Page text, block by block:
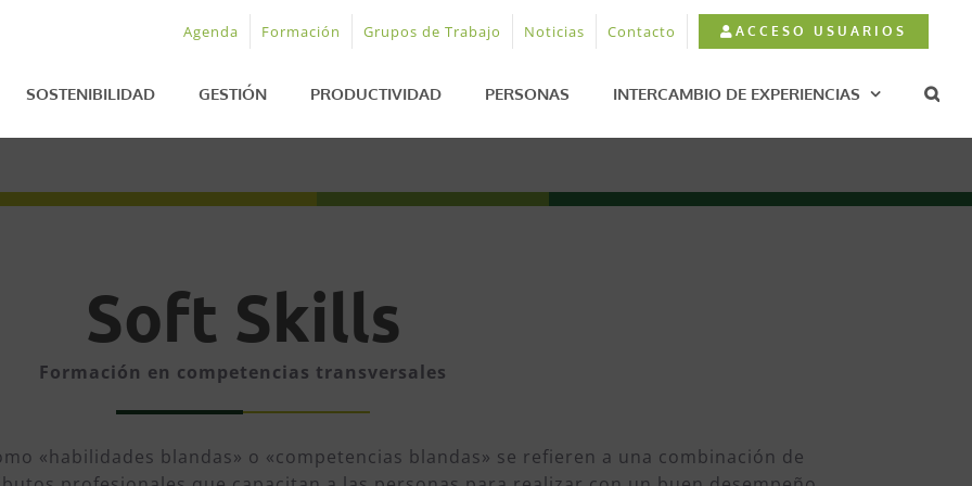
Agenda Formación Grupos de Trabajo Noticias Contacto ACCESO USUARIOS
SOSTENIBILIDAD GESTIÓN PRODUCTIVIDAD PERSONAS INTERCAMBIO DE EXPERIENCIAS
Soft Skills
Formación en competencias transversales
«habilidades blandas» o «competencias blandas» se refieren a una combinación de